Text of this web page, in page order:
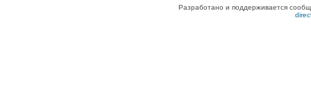
Разработано и поддерживается